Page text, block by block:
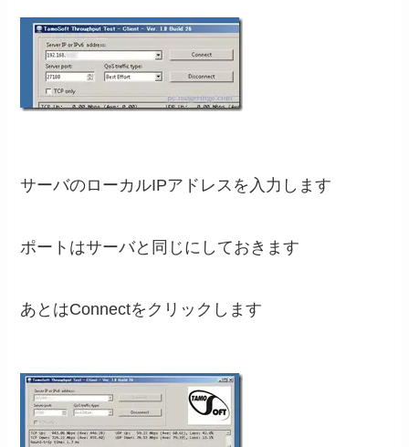
サーバのローカルIPアドレスを入力します
ポートはサーバと同じにしておきます
あとはConnectをクリックします